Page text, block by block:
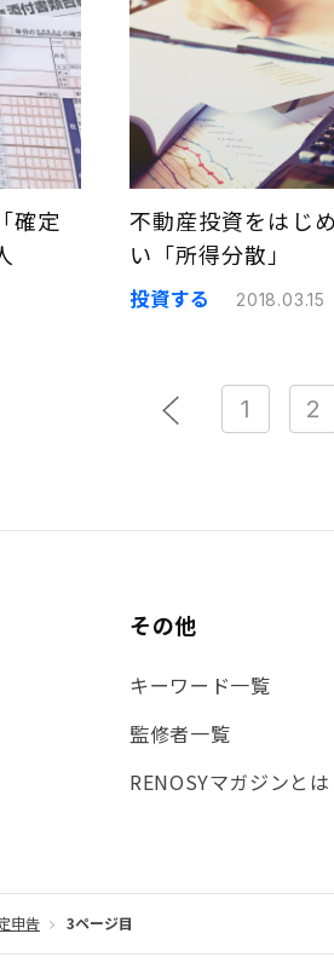
確定
不動産投資をはじ
い「所得分散」
投資する 2018.03.15
1 2
その他
キーワード一覧
監修者一覧
RENOSYマガジンとは
申告 3ページ目